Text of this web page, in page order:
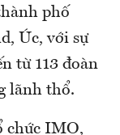
phố
Úc, với sự
từ 113 đoàn
lãnh thổ.
chức IMO,